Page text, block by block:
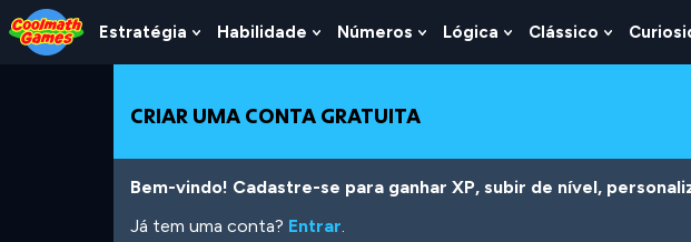
Skip
to
Top
Skip
to
Navigation
Skip
to
Main
Skip
to
Footer
para
Estratégia Show
Submenu
Estratégia
Habilidade Show
Submenu
Habilidade
Números Show
Submenu
Lógica Show
Submenu
Clássico Show
CRIAR UMA CONTA GRATUITA
Bem-vindo! Cadastre-se para ganhar XP, subir de nível,
Já tem uma conta? Entrar.